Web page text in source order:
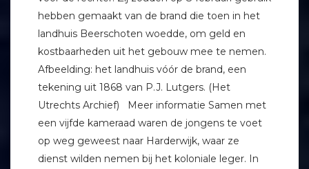
hebben gemaakt van de brand die toen in het
landhuis Beerschoten woedde, om geld en
kostbaarheden uit het gebouw mee te nemen.
Afbeelding: het landhuis vóór de brand, een
tekening uit 1868 van P.J. Lutgers. (Het
Utrechts Archief) Meer informatie Samen met
een vijfde kameraad waren de jongens te voet
op weg geweest naar Harderwijk, waar ze
dienst wilden nemen bij het koloniale leger. In